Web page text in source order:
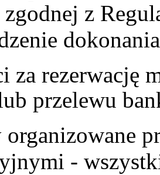
z
za rezerwację
przelewu
-